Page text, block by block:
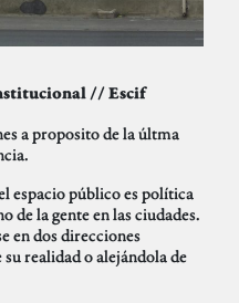
// Escif
a proposito de la últma
espacio público es política
de la gente en las ciudades.
en dos direcciones
realidad o alejándola de